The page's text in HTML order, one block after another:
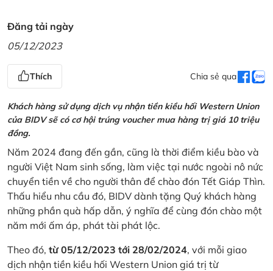
Đăng tải ngày
05/12/2023
Thích Chia sẻ qua
Khách hàng sử dụng dịch vụ nhận tiền kiều hối Western Union
của BIDV sẽ có cơ hội trúng voucher mua hàng trị giá 10 triệu
đồng.
Năm 2024 đang đến gần, cũng là thời điểm kiều bào và
người Việt Nam sinh sống, làm việc tại nước ngoài nô nức
chuyển tiền về cho người thân để chào đón Tết Giáp Thìn.
Thấu hiểu nhu cầu đó, BIDV dành tặng Quý khách hàng
những phần quà hấp dẫn, ý nghĩa để cùng đón chào một
năm mới ấm áp, phát tài phát lộc.
Theo đó, từ 05/12/2023 tới 28/02/2024, với mỗi giao
dịch nhận tiền kiều hối Western Union giá trị từ